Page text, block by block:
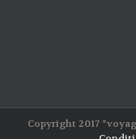
Copyright 2017